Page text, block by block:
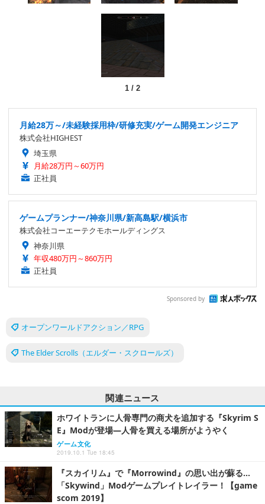
1/ 2
月給28万～/未経験採用枠/研修充実/ゲーム開発エンジニア
株式会社HIGHEST
埼玉県
月給28万円～60万円
正社員
ゲームプランナー/神奈川県/新高島駅/横浜市
株式会社コーエーテクモホールディングス
神奈川県
年収480万円～860万円
正社員
Sponsored by
オープンワールドアクション／RPG
The Elder Scrolls（エルダー・スクロールズ）
関連ニュース
ホワイトランに人骨専門の商犬を追加する『Skyrim S
E』Modが登場―人骨を買える場所がようやく
ゲーム文化
2019.10.1 Tue 18:45
『スカイリム』で『Morrowind』の思い出が蘇る…
「Skywind」Modゲームプレイトレイラー！【game
scom 2019】